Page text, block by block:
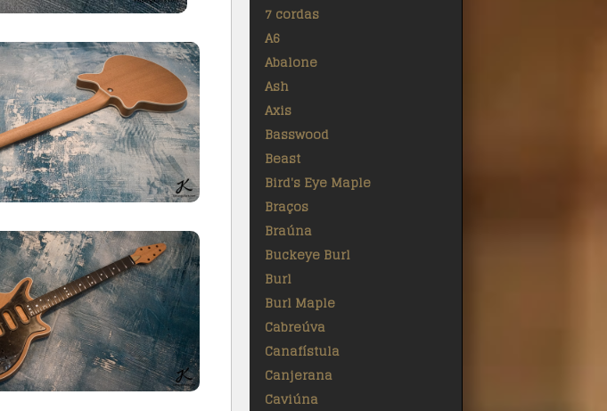
7 cordas
A6
Abalone
Ash
Axis
Basswood
Beast
Bird's Eye Maple
Braços
Braúna
Buckeye Burl
Burl
Burl Maple
Cabreúva
Canafístula
Canjerana
Caviúna